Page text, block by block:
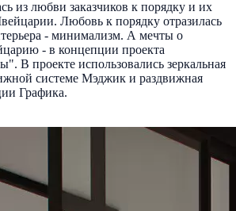
из любви заказчиков к порядку и их
Любовь к порядку отразилась
- минимализм. А мечты о
- в концепции проекта
В проекте использовались зеркальная
системе Мэджик и раздвижная
Графика.